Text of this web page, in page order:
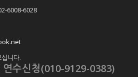
6008-6028
니다.
연수신청(010-9129-0383)